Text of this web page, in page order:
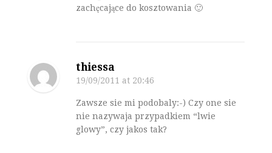
zachęcające do kosztowania 🙂
thiessa
19/09/2011 at 20:46
Zawsze sie mi podobaly:-) Czy one sie
nie nazywaja przypadkiem “lwie
glowy”, czy jakos tak?